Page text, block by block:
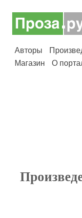
Авторы
Магазин
О